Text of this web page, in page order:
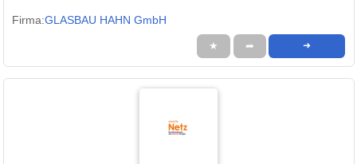
Firma:GLASBAU HAHN GmbH
★ ➦ ➜